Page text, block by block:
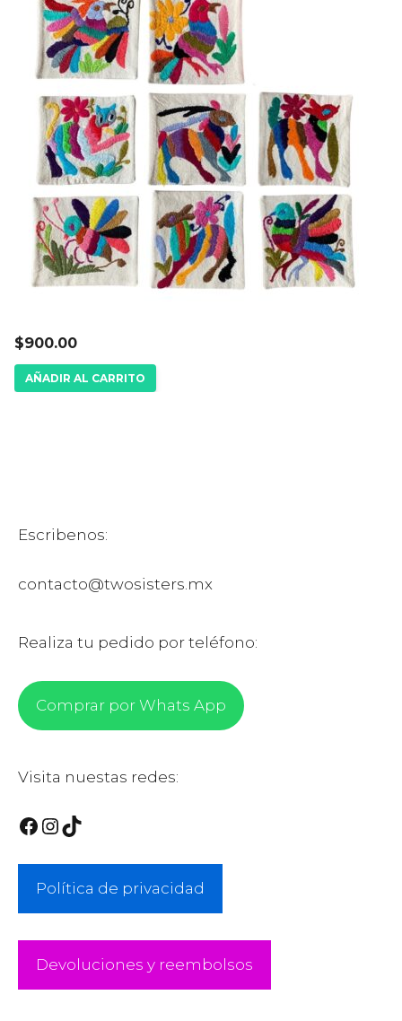
$900.00
AÑADIR AL CARRITO
Escribenos:
contacto@twosisters.mx
Realiza tu pedido por teléfono:
Comprar por Whats App
Visita nuestas redes:
Facebook
Instagram
TikTok
Política de privacidad
Devoluciones y reembolsos